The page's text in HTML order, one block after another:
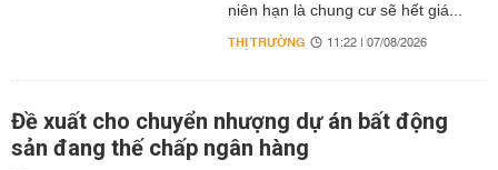
niên hạn là chung cư sẽ hết giá...
THỊ TRƯỜNG 11:22 | 07/08/2026
Đề xuất cho chuyển nhượng dự án bất động
sản đang thế chấp ngân hàng